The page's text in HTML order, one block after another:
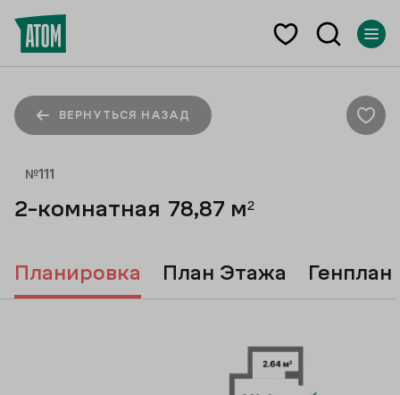
ВЕРНУТЬСЯ НАЗАД
№111
2-комнатная 78,87 м²
Планировка План Этажа Генплан